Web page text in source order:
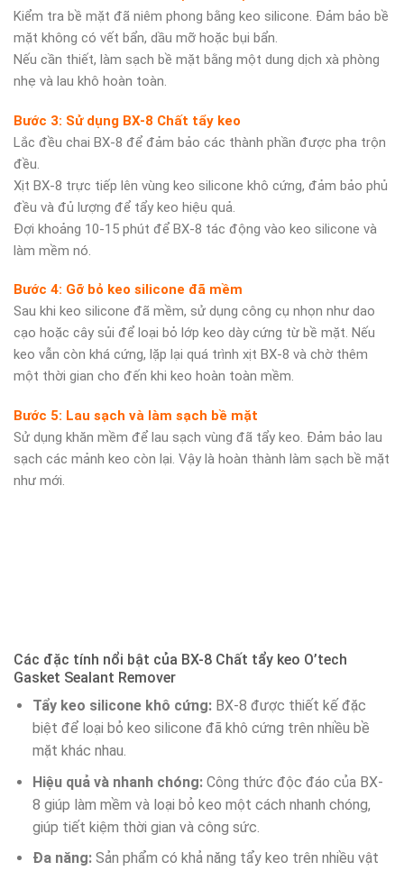
Kiểm tra bề mặt đã niêm phong bằng keo silicone. Đảm bảo bề
mặt không có vết bẩn, dầu mỡ hoặc bụi bẩn.
Nếu cần thiết, làm sạch bề mặt bằng một dung dịch xà phòng
nhẹ và lau khô hoàn toàn.
Bước 3: Sử dụng BX-8 Chất tẩy keo
Lắc đều chai BX-8 để đảm bảo các thành phần được pha trộn
đều.
Xịt BX-8 trực tiếp lên vùng keo silicone khô cứng, đảm bảo phủ
đều và đủ lượng để tẩy keo hiệu quả.
Đợi khoảng 10-15 phút để BX-8 tác động vào keo silicone và
làm mềm nó.
Bước 4: Gỡ bỏ keo silicone đã mềm
Sau khi keo silicone đã mềm, sử dụng công cụ nhọn như dao
cạo hoặc cây sủi để loại bỏ lớp keo dày cứng từ bề mặt. Nếu
keo vẫn còn khá cứng, lặp lại quá trình xịt BX-8 và chờ thêm
một thời gian cho đến khi keo hoàn toàn mềm.
Bước 5: Lau sạch và làm sạch bề mặt
Sử dụng khăn mềm để lau sạch vùng đã tẩy keo. Đảm bảo lau
sạch các mảnh keo còn lại. Vậy là hoàn thành làm sạch bề mặt
như mới.
Các đặc tính nổi bật của BX-8 Chất tẩy keo O’tech
Gasket Sealant Remover
Tẩy keo silicone khô cứng:BX-8 được thiết kế đặc
biệt để loại bỏ keo silicone đã khô cứng trên nhiều bề
mặt khác nhau.
Hiệu quả và nhanh chóng:Công thức độc đáo của BX-
8 giúp làm mềm và loại bỏ keo một cách nhanh chóng,
giúp tiết kiệm thời gian và công sức.
Đa năng:Sản phẩm có khả năng tẩy keo trên nhiều vật